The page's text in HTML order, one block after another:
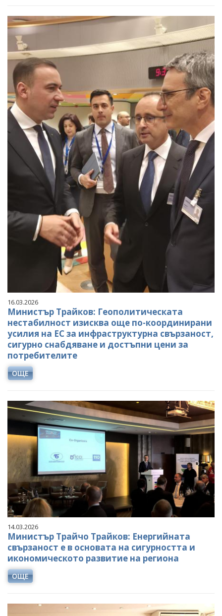
16.03.2026
Министър Трайков: Геополитическата
нестабилност изисква още по-координирани
усилия на ЕС за инфраструктурна свързаност,
сигурно снабдяване и достъпни цени за
потребителите
ОЩЕ
14.03.2026
Министър Трайчо Трайков: Енергийната
свързаност е в основата на сигурността и
икономическото развитие на региона
ОЩЕ